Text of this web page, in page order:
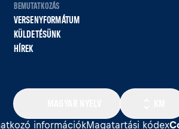
BEMUTATKOZÁS
VERSENYFORMÁTUM
KÜLDETÉSÜNK
HÍREK
információkMagatartási kódex